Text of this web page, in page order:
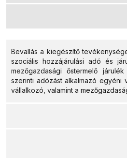
Bevallás a kiegészítő
szociális hozzájárulási adó és
mezőgazdasági őstermelő
szerinti adózást alkalmazó egyéni
vállalkozó, valamint a